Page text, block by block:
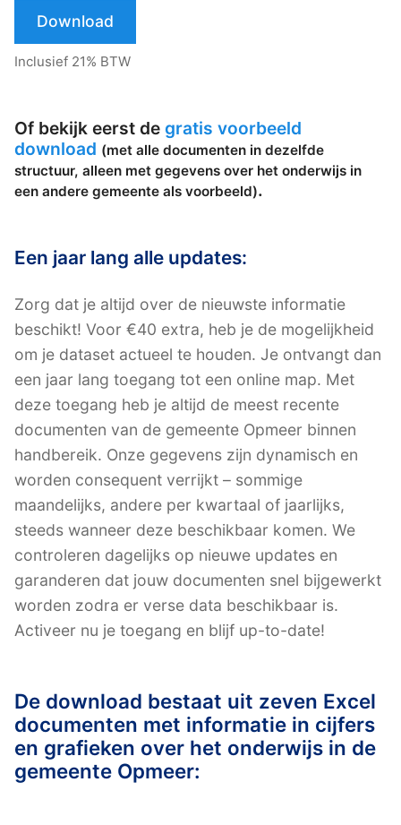
Download
Inclusief 21% BTW
Of bekijk eerst de gratis voorbeeld
download (met alle documenten in dezelfde
structuur, alleen met gegevens over het onderwijs in
een andere gemeente als voorbeeld).
Een jaar lang alle updates:
Zorg dat je altijd over de nieuwste informatie
beschikt! Voor €40 extra, heb je de mogelijkheid
om je dataset actueel te houden. Je ontvangt dan
een jaar lang toegang tot een online map. Met
deze toegang heb je altijd de meest recente
documenten van de gemeente Opmeer binnen
handbereik. Onze gegevens zijn dynamisch en
worden consequent verrijkt – sommige
maandelijks, andere per kwartaal of jaarlijks,
steeds wanneer deze beschikbaar komen. We
controleren dagelijks op nieuwe updates en
garanderen dat jouw documenten snel bijgewerkt
worden zodra er verse data beschikbaar is.
Activeer nu je toegang en blijf up-to-date!
De download bestaat uit zeven Excel
documenten met informatie in cijfers
en grafieken over het onderwijs in de
gemeente Opmeer: